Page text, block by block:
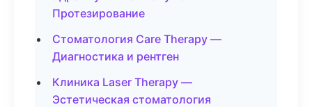
Протезирование
Стоматология Care Therapy —
Диагностика и рентген
Клиника Laser Therapy —
Эстетическая стоматология